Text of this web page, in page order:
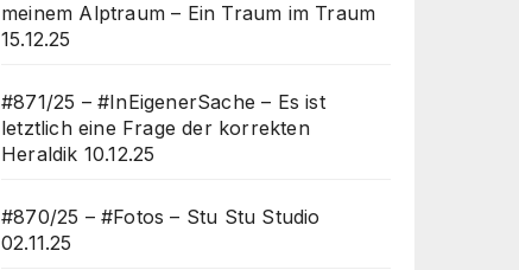
meinem Alptraum – Ein Traum im Traum
15.12.25
#871/25 – #InEigenerSache – Es ist
letztlich eine Frage der korrekten
Heraldik 10.12.25
#870/25 – #Fotos – Stu Stu Studio
02.11.25